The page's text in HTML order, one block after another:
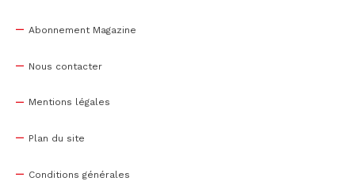
Abonnement Magazine
Nous contacter
Mentions légales
Plan du site
Conditions générales